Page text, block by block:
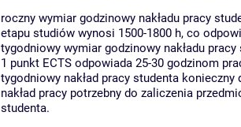
roczny wymiar godzinowy nakładu pracy
etapu studiów wynosi 1500-1800 h, co
tygodniowy wymiar godzinowy nakładu
1 punkt ECTS odpowiada 25-30 godzinom
tygodniowy nakład pracy studenta
nakład pracy potrzebny do zaliczenia
studenta.